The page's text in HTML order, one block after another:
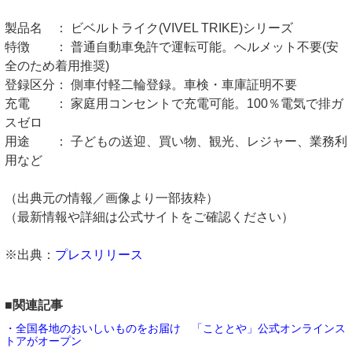
製品名 ： ビベルトライク(VIVEL TRIKE)シリーズ
特徴 ： 普通自動車免許で運転可能。ヘルメット不要(安
全のため着用推奨)
登録区分： 側車付軽二輪登録。車検・車庫証明不要
充電 ： 家庭用コンセントで充電可能。100％電気で排ガ
スゼロ
用途 ： 子どもの送迎、買い物、観光、レジャー、業務利
用など
（出典元の情報／画像より一部抜粋）
（最新情報や詳細は公式サイトをご確認ください）
※出典： プレスリリース
■関連記事
・全国各地のおいしいものをお届け 「こととや」公式オンラインス
トアがオープン